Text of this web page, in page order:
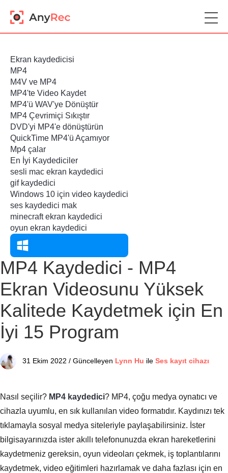
Ekran kaydedicisi
MP4
M4V ve MP4
MP4'te Video Kaydet
MP4'ü WAV'ye Dönüştür
MP4 Çevrimiçi Sıkıştır
DVD'yi MP4'e dönüştürün
QuickTime MP4'ü Açamıyor
Mp4 çalar
En İyi Kaydediciler
sesli mac ekran kaydedici
gif kaydedici
Windows 10 için video kaydedici
ses kaydedici mak
minecraft ekran kaydedici
oyun ekran kaydedici
MP4 Kaydedici - MP4
Ekran Videosunu Yüksek
Kalitede Kaydetmek için En
İyi 15 Program
31 Ekim 2022 / Güncelleyen Lynn Hu ile Ses kayıt cihazı
Nasıl seçilir? MP4 kaydedici? MP4, çoğu medya oynatıcı ve
cihazla uyumlu, en sık kullanılan video formatıdır. Kaydınızı tek
tıklamayla sosyal medya siteleriyle paylaşabilirsiniz. İster
bilgisayarınızda ister akıllı telefonunuzda ekran hareketlerini
kaydetmeniz gereksin, oyun videoları çekmek, iş toplantılarını
kaydetmek, video eğitimleri hazırlamak ve daha fazlası için en